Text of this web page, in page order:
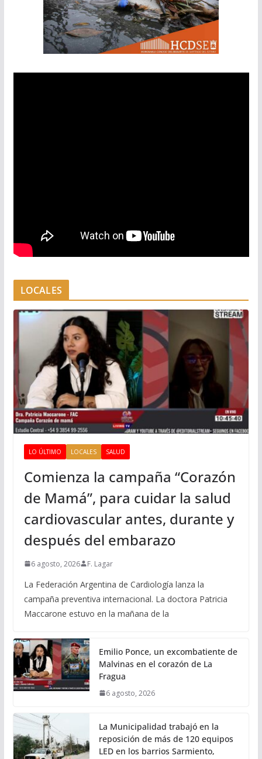
LOCALES
LO ÚLTIMO LOCALES SALUD
Comienza la campaña “Corazón
de Mamá”, para cuidar la salud
cardiovascular antes, durante y
después del embarazo
6 agosto, 2026 F. Lagar
La Federación Argentina de Cardiología lanza la
campaña preventiva internacional. La doctora Patricia
Maccarone estuvo en la mañana de la
Emilio Ponce, un excombatiente de
Malvinas en el corazón de La
Fragua
6 agosto, 2026
La Municipalidad trabajó en la
reposición de más de 120 equipos
LED en los barrios Sarmiento,